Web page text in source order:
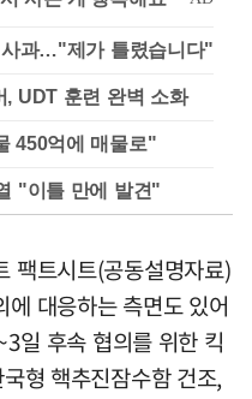
사과…"제가 틀렸습니다"
UDT 훈련 완벽 소화
450억에 매물로"
"이틀 만에 발견"
팩트시트(공동설명자료)
대응하는 측면도 있어
일 후속 협의를 위한 킥
형 핵추진잠수함 건조,